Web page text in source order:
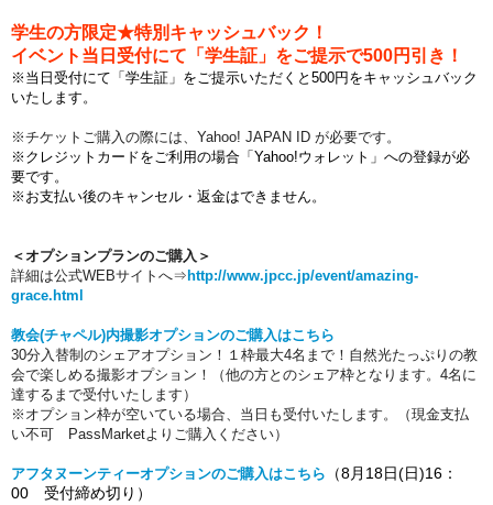
学生の方限定★特別キャッシュバック！
イベント当日受付にて「学生証」をご提示で500円引き！
※当日受付にて「学生証」をご提示いただくと500円をキャッシュバック
いたします。
※チケットご購入の際には、Yahoo! JAPAN ID が必要です。
※クレジットカードをご利用の場合「Yahoo!ウォレット」への登録が必
要です。
※お支払い後のキャンセル・返金はできません。
＜オプションプランのご購入＞
詳細は公式WEBサイトへ⇒ http://www.jpcc.jp/event/amazing-
grace.html
教会(チャペル)内撮影オプションのご購入はこちら
30分入替制のシェアオプション！１枠最大4名まで！自然光たっぷりの教
会で楽しめる撮影オプション！（他の方とのシェア枠となります。4名に
達するまで受付いたします）
※オプション枠が空いている場合、当日も受付いたします。（現金支払
い不可 PassMarketよりご購入ください）
アフタヌーンティーオプションのご購入はこちら （8月18日(日)16：
00 受付締め切り）